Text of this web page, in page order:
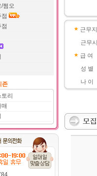
/쩜오
존
리
근무
근무
급 여
성 별
나 이